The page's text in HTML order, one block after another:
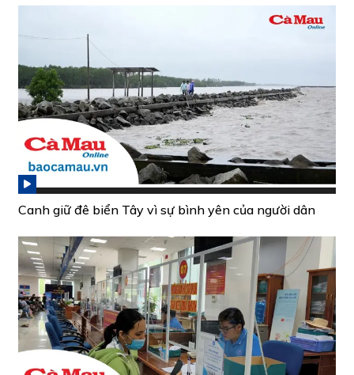
Canh giữ đê biển Tây vì sự bình yên của người dân